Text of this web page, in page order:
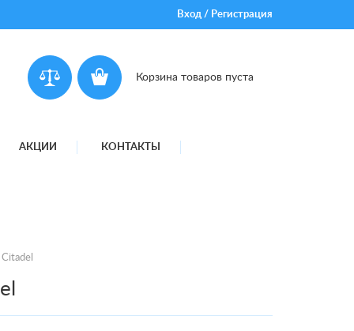
Вход/ Регистрация
Корзина товаров пуста
АКЦИИ КОНТАКТЫ